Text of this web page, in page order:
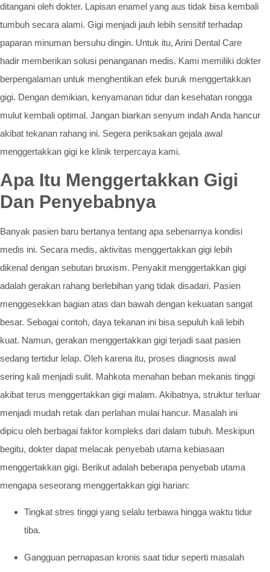
ditangani oleh dokter. Lapisan enamel yang aus tidak bisa kembali
tumbuh secara alami. Gigi menjadi jauh lebih sensitif terhadap
paparan minuman bersuhu dingin. Untuk itu, Arini Dental Care
hadir memberikan solusi penanganan medis. Kami memiliki dokter
berpengalaman untuk menghentikan efek buruk menggertakkan
gigi. Dengan demikian, kenyamanan tidur dan kesehatan rongga
mulut kembali optimal. Jangan biarkan senyum indah Anda hancur
akibat tekanan rahang ini. Segera periksakan gejala awal
menggertakkan gigi ke klinik terpercaya kami.
Apa Itu Menggertakkan Gigi
Dan Penyebabnya
Banyak pasien baru bertanya tentang apa sebenarnya kondisi
medis ini. Secara medis, aktivitas menggertakkan gigi lebih
dikenal dengan sebutan bruxism. Penyakit menggertakkan gigi
adalah gerakan rahang berlebihan yang tidak disadari. Pasien
menggesekkan bagian atas dan bawah dengan kekuatan sangat
besar. Sebagai contoh, daya tekanan ini bisa sepuluh kali lebih
kuat. Namun, gerakan menggertakkan gigi terjadi saat pasien
sedang tertidur lelap. Oleh karena itu, proses diagnosis awal
sering kali menjadi sulit. Mahkota menahan beban mekanis tinggi
akibat terus menggertakkan gigi malam. Akibatnya, struktur terluar
menjadi mudah retak dan perlahan mulai hancur. Masalah ini
dipicu oleh berbagai faktor kompleks dari dalam tubuh. Meskipun
begitu, dokter dapat melacak penyebab utama kebiasaan
menggertakkan gigi. Berikut adalah beberapa penyebab utama
mengapa seseorang menggertakkan gigi harian:
Tingkat stres tinggi yang selalu terbawa hingga waktu tidur
tiba.
Gangguan pernapasan kronis saat tidur seperti masalah